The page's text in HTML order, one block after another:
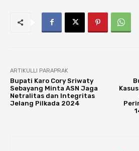
ARTIKULLI PARAPRAK
Bupati Karo Cory Sriwaty
Sebayang Minta ASN Jaga
Netralitas dan Integritas
Jelang Pilkada 2024